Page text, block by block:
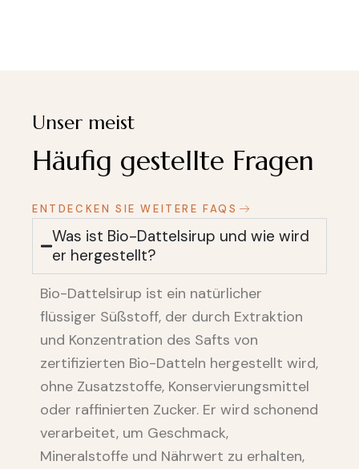
Unser meist
Häufig gestellte Fragen
ENTDECKEN SIE WEITERE FAQS
Was ist Bio-Dattelsirup und wie wird
er hergestellt?
Bio-Dattelsirup ist ein natürlicher
flüssiger Süßstoff, der durch Extraktion
und Konzentration des Safts von
zertifizierten Bio-Datteln hergestellt wird,
ohne Zusatzstoffe, Konservierungsmittel
oder raffinierten Zucker. Er wird schonend
verarbeitet, um Geschmack,
Mineralstoffe und Nährwert zu erhalten,